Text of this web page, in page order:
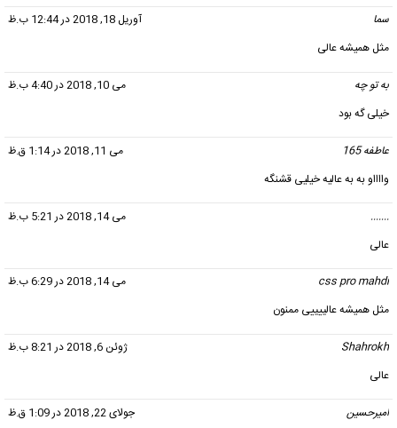
سما
آوریل 18, 2018 در 12:44 ب.ظ
مثل همیشه عالی
به تو چه
می 10, 2018 در 4:40 ب.ظ
خیلی گه بود
عاطفه 165
می 11, 2018 در 1:14 ق.ظ
وااااو به به عالیه خیلیی قشنگه
.......
می 14, 2018 در 5:21 ب.ظ
عالی
css pro mahdi
می 14, 2018 در 6:29 ب.ظ
مثل همیشه عالییییی ممنون
Shahrokh
ژوئن 6, 2018 در 8:21 ب.ظ
عالی
امیرحسین
جولای 22, 2018 در 1:09 ق.ظ